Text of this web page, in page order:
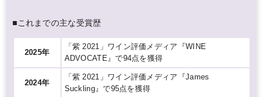
■これまでの主な受賞歴
2025年
「紫 2021」ワイン評価メディア『WINE
ADVOCATE』で94点を獲得
2024年
「紫 2021」ワイン評価メディア『James
Suckling』で95点を獲得